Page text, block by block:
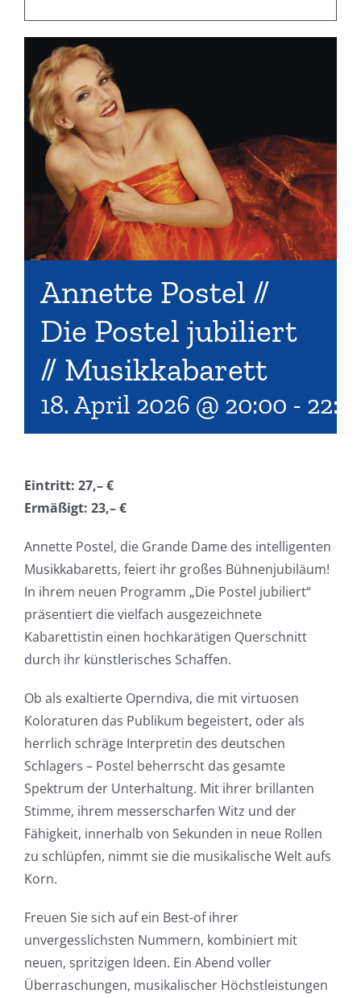
Annette Postel //
Die Postel jubiliert
// Musikkabarett
18. April 2026 @ 20:00 -
Eintritt: 27,– €
Ermäßigt: 23,– €
Annette Postel, die Grande Dame des intelligenten
Musikkabaretts, feiert ihr großes Bühnenjubiläum!
In ihrem neuen Programm „Die Postel jubiliert“
präsentiert die vielfach ausgezeichnete
Kabarettistin einen hochkarätigen Querschnitt
durch ihr künstlerisches Schaffen.
Ob als exaltierte Operndiva, die mit virtuosen
Koloraturen das Publikum begeistert, oder als
herrlich schräge Interpretin des deutschen
Schlagers – Postel beherrscht das gesamte
Spektrum der Unterhaltung. Mit ihrer brillanten
Stimme, ihrem messerscharfen Witz und der
Fähigkeit, innerhalb von Sekunden in neue Rollen
zu schlüpfen, nimmt sie die musikalische Welt aufs
Korn.
Freuen Sie sich auf ein Best-of ihrer
unvergesslichsten Nummern, kombiniert mit
neuen, spritzigen Ideen. Ein Abend voller
Überraschungen, musikalischer Höchstleistungen